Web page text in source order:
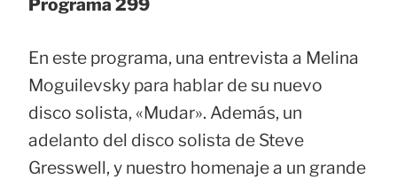
Programa 299
En este programa, una entrevista a Melina
Moguilevsky para hablar de su nuevo
disco solista, «Mudar». Además, un
adelanto del disco solista de Steve
Gresswell, y nuestro homenaje a un grande